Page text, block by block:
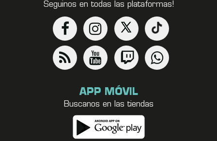
Seguinos en todas las plataformas!
APP MÓVIL
Buscanos en las tiendas